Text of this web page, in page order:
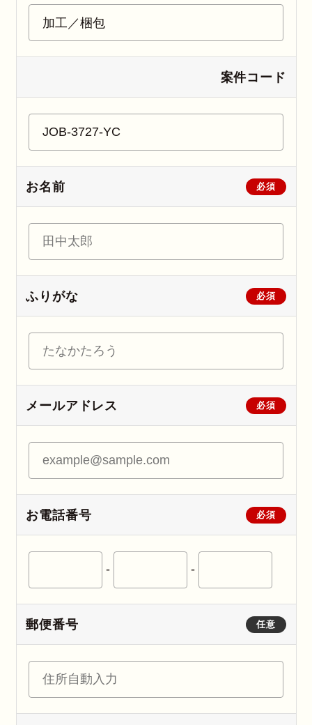
案件コード
必須
お名前
必須
ふりがな
必須
メールアドレス
必須
お電話番号
- -
任意
郵便番号